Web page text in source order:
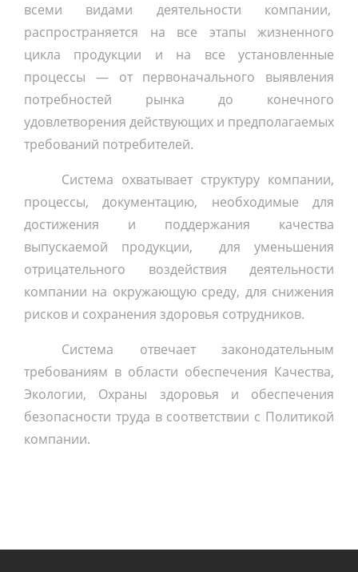
всеми видами деятельности компании,
распространяется на все этапы жизненного
цикла продукции и на все установленные
процессы — от первоначального выявления
потребностей рынка до конечного
удовлетворения действующих и предполагаемых
требований потребителей.
Система охватывает структуру компании,
процессы, документацию, необходимые для
достижения и поддержания качества
выпускаемой продукции, для уменьшения
отрицательного воздействия деятельности
компании на окружающую среду, для снижения
рисков и сохранения здоровья сотрудников.
Система отвечает законодательным
требованиям в области обеспечения Качества,
Экологии, Охраны здоровья и обеспечения
безопасности труда в соответствии с Поли­тикой
компании.